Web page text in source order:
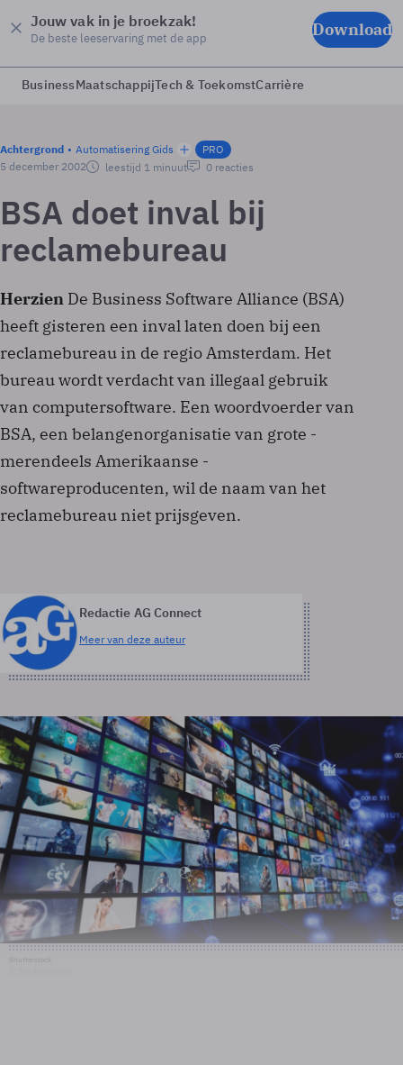
Jouw vak in je broekzak!
De beste leeservaring met de app Download
BusinessMaatschappijTech & ToekomstCarrière
Achtergrond Automatisering Gids
PRO
5 december 2002
leestijd 1 minuut 0 reacties
BSA doet inval bij
reclamebureau
Herzien De Business Software Alliance (BSA)
heeft gisteren een inval laten doen bij een
reclamebureau in de regio Amsterdam. Het
bureau wordt verdacht van illegaal gebruik
van computersoftware. Een woordvoerder van
BSA, een belangenorganisatie van grote -
merendeels Amerikaanse -
softwareproducenten, wil de naam van het
reclamebureau niet prijsgeven.
Redactie AG Connect
Meer van deze auteur